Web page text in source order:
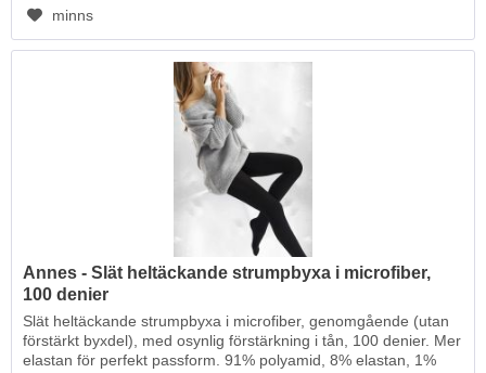
minns
Annes - Slät heltäckande strumpbyxa i microfiber,
100 denier
Slät heltäckande strumpbyxa i microfiber, genomgående (utan
förstärkt byxdel), med osynlig förstärkning i tån, 100 denier. Mer
elastan för perfekt passform. 91% polyamid, 8% elastan, 1%